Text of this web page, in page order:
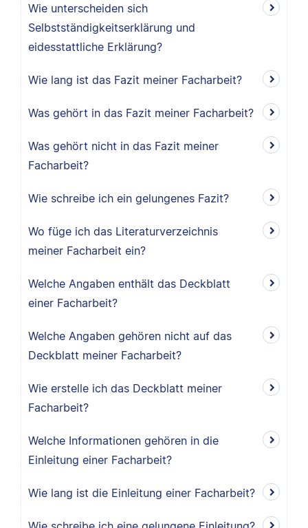
Wie unterscheiden sich
Selbstständigkeitserklärung und
eidesstattliche Erklärung?
Wie lang ist das Fazit meiner Facharbeit?
Was gehört in das Fazit meiner Facharbeit?
Was gehört nicht in das Fazit meiner
Facharbeit?
Wie schreibe ich ein gelungenes Fazit?
Wo füge ich das Literaturverzeichnis
meiner Facharbeit ein?
Welche Angaben enthält das Deckblatt
einer Facharbeit?
Welche Angaben gehören nicht auf das
Deckblatt meiner Facharbeit?
Wie erstelle ich das Deckblatt meiner
Facharbeit?
Welche Informationen gehören in die
Einleitung einer Facharbeit?
Wie lang ist die Einleitung einer Facharbeit?